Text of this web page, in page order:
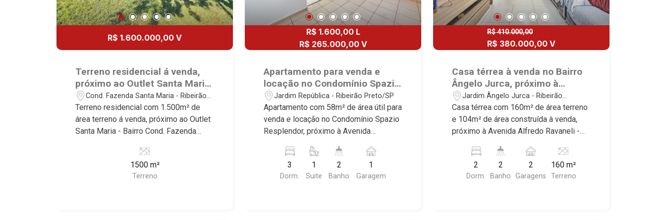
R$ 1.600.000,00 V
Terreno residencial á venda,
próximo ao Outlet Santa Maria
- Ribeirão Preto/SP.
Cond. Fazenda Santa Maria - Ribeirão
Preto/SP
Terreno residencial com 1.500m² de
área terreno á venda, próximo ao Outlet
Santa Maria - Bairro Cond. Fazenda
Conheça as características deste
imóvel que a Martinelli Imobiliária
selecionou para você: - 1.500m² de
1500 m²
Terreno
R$ 1.600,00 L
R$ 265.000,00 V
Apartamento para venda e
locação no Condomínio Spazio
Resplendor, próximo à Avenida
Professor João Fiúsa - Ribeirão
Preto/SP.
Jardim República - Ribeirão Preto/SP
Apartamento com 58m² de área útil para
venda e locação no Condomínio Spazio
Resplendor, próximo à Avenida
República, Ribeirão Preto/SP. Conheça
as características deste imóvel que a
Martinelli Imobiliária selecionou para
3
Dorm.
1
Suite
2
Banho
1
Garagem
R$ 410.000,00
R$ 380.000,00 V
Casa térrea à venda no Bairro
Ângelo Jurca, próximo à
Avenida Alfredo Ravaneli -
Ribeirão Preto/SP.
Jardim Ângelo Jurca - Ribeirão
Preto/SP
Casa térrea com 160m² de área terreno
e 104m² de área construída à venda,
próximo à Avenida Alfredo Ravaneli -
Conheça as características deste
imóvel que a Martinelli Imobiliária
selecionou para você: - 160m² de área
2
Dorm.
2
Banho
2
Garagens
160 m²
Terreno